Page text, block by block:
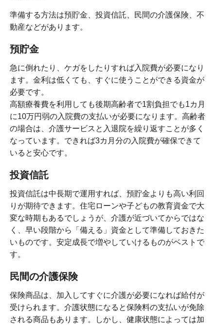
準備する方法は預貯金、投資信託、民間の介護保険、不
動産などがあります。
預貯金
急に倒れたり、ケガをしたりすれば入院費が必要になり
ます。金利は低くても、すぐに使うことができる資金が
必要です。
高額療養費を利用しても後期高齢者で1割負担でも1カ月
に10万円弱の入院費の支払いが必要になります。高齢者
の場合は、介護サービスと入退院を繰り返すことが多く
なっています。できれば3カ月分の入院費が確保できて
いると安心です。
投資信託
投資信託は中長期で運用すれば、預貯金よりも高い利回
りが期待できます。住宅ローンや子どもの教育資金で大
変な時期もあるでしょうが、介護が近づいてからではな
く、早い段階から「備える」資金として準備しておきた
いものです。安定成長で増やしていけるものがベストで
す。
民間の介護保険
保険商品は、加入してすぐに介護が必要になれば給付が
受けられます。介護状態になると保険料の支払いが免除
される商品もあります。しかし、健康状態によっては加